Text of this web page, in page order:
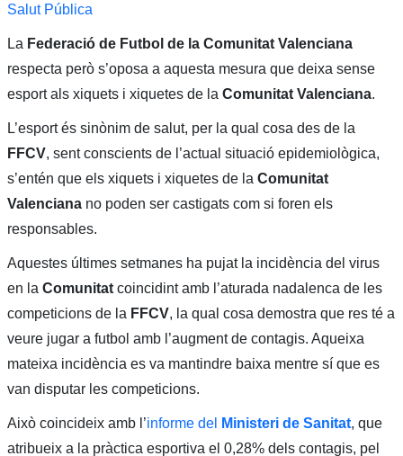
Salut Pública
La Federació de Futbol de la Comunitat Valenciana
respecta però s’oposa a aquesta mesura que deixa sense
esport als xiquets i xiquetes de la Comunitat Valenciana.
L’esport és sinònim de salut, per la qual cosa des de la
FFCV, sent conscients de l’actual situació epidemiològica,
s’entén que els xiquets i xiquetes de la Comunitat
Valencianano poden ser castigats com si foren els
responsables.
Aquestes últimes setmanes ha pujat la incidència del virus
en la Comunitat coincidint amb l’aturada nadalenca de les
competicions de la FFCV, la qual cosa demostra que res té a
veure jugar a futbol amb l’augment de contagis. Aqueixa
mateixa incidència es va mantindre baixa mentre sí que es
van disputar les competicions.
Això coincideix amb l’informe del Ministeri de Sanitat, que
atribueix a la pràctica esportiva el 0,28% dels contagis, pel